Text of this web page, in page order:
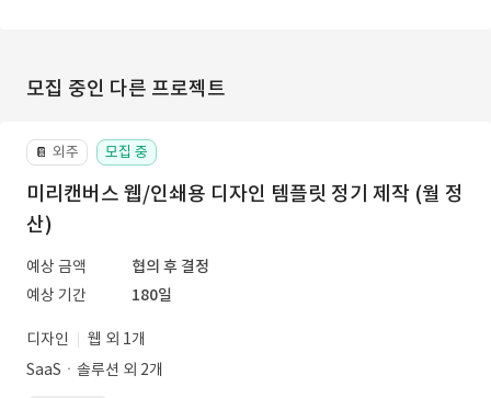
모집 중인 다른 프로젝트
📔 외주 모집 중
미리캔버스 웹/인쇄용 디자인 템플릿 정기 제작 (월 정
산)
예상 금액
협의 후 결정
예상 기간
180일
디자인
웹 외 1개
SaaSㆍ솔루션 외 2개